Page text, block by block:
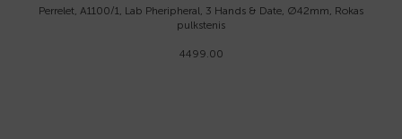
Perrelet, A1100/1, Lab Pheripheral, 3 Hands & Date, Ø42mm, Rokas
pulkstenis
4499.00